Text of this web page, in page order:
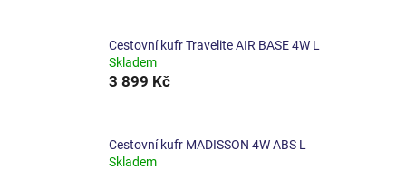
Cestovní kufr Travelite AIR BASE 4W L
Skladem
3 899 Kč
Cestovní kufr MADISSON 4W ABS L
Skladem